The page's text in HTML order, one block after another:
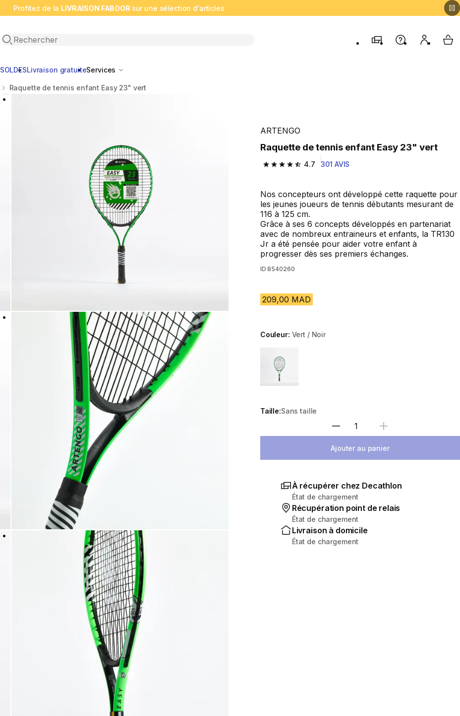
Profitez de la LIVRAISON FABOOR sur une sélection d'articles
Open search
MagasinsAide Mon My
SOLDESLivraison gratuiteServices
Raquette de tennis enfant Easy 23" vert
ARTENGO
Raquette de tennis enfant Easy 23" vert
4.7
4.7 out of 5 stars from 301 reviews
301 AVIS
Nos concepteurs ont développé cette raquette pour
les jeunes joueurs de tennis débutants mesurant de
116 à 125 cm.
Grâce à ses 6 concepts développés en partenariat
avec de nombreux entraineurs et enfants, la TR130
Jr a été pensée pour aider votre enfant à
progresser dès ses premiers échanges.
ID 8540260
209,00 MAD
Couleur: Vert / Noir
Taille:Sans taille
Sélectionnez la quantité
Ajouter au panier
À récupérer chez Decathlon
État de chargement
Récupération point de relais
État de chargement
Livraison à domicile
État de chargement